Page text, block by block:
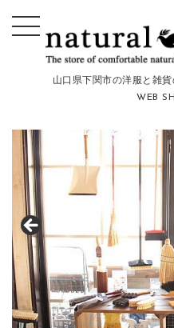
山口県下関市の洋服と雑
WEB